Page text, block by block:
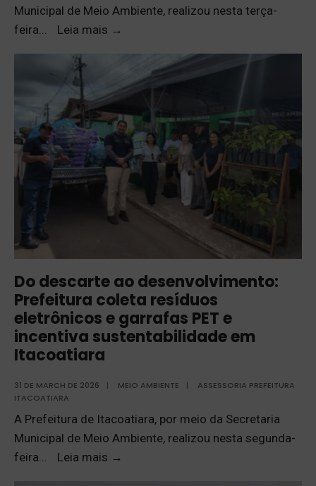
Municipal de Meio Ambiente, realizou nesta terça-
feira... Leia mais →
Do descarte ao desenvolvimento:
Prefeitura coleta resíduos
eletrônicos e garrafas PET e
incentiva sustentabilidade em
Itacoatiara
31 DE MARCH DE 2026 | MEIO AMBIENTE |
ASSESSORIA PREFEITURA
ITACOATIARA
A Prefeitura de Itacoatiara, por meio da Secretaria
Municipal de Meio Ambiente, realizou nesta segunda-
feira... Leia mais →